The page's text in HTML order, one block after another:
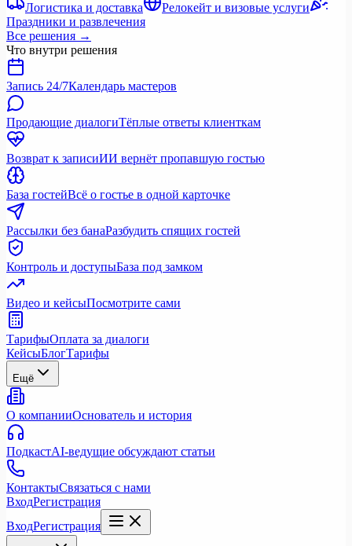
Логистика и доставка
Релокейт и визовые услуги
Праздники и развлечения
Все решения →
Что внутри решения
Запись 24/7Календарь мастеров
Продающие диалогиТёплые ответы клиенткам
Возврат к записиИИ вернёт пропавшую гостью
База гостейВсё о гостье в одной карточке
Рассылки без банаРазбудить спящих гостей
Контроль и доступыБаза под замком
Видео и кейсыПосмотрите сами
ТарифыОплата за диалоги
КейсыБлогТарифы
Ещё
О компанииОснователь и история
ПодкастAI-ведущие обсуждают статьи
КонтактыСвязаться с нами
ВходРегистрация
ВходРегистрация